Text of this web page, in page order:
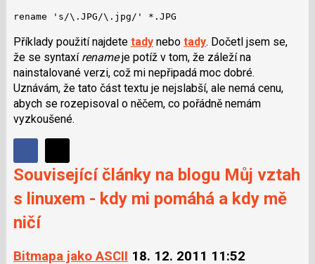
rename 's/\.JPG/\.jpg/' *.JPG
Příklady použití najdete tadynebo tady. Dočetl jsem se,
že se syntaxí renameje potíž v tom, že záleží na
nainstalované verzi, což mi nepřipadá moc dobré.
Uznávám, že tato část textu je nejslabší, ale nemá cenu,
abych se rozepisoval o něčem, co pořádně nemám
vyzkoušené.
Sdílejte
na
Facebooku
Sdílejte
na
síti
Související články na blogu Můj vztah
s linuxem - kdy mi pomáhá a kdy mě
ničí
Bitmapa jako ASCII 18. 12. 2011 11:52